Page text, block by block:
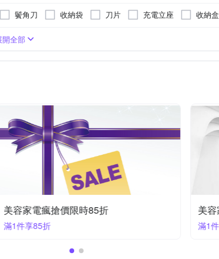
鬢角刀 收納袋 刀片 充電立座 收納盒
開全部
容家電瘋搶價限時85折
1件享85折
美容
滿1件